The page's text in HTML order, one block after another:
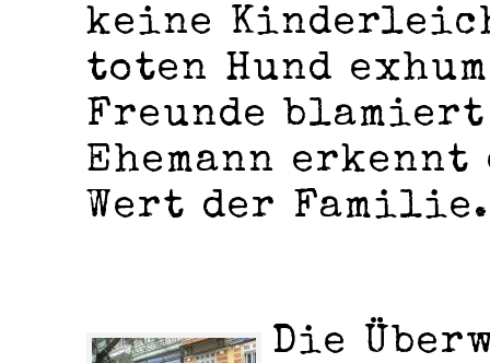
keine
toten Hund
Freunde
Ehemann
Wert der Familie.
Die